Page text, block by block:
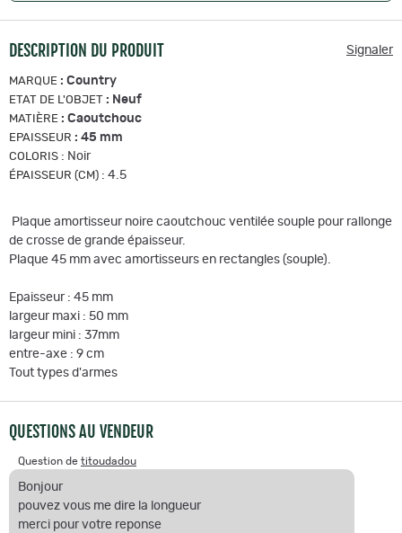
DESCRIPTION DU PRODUIT Signaler
MARQUE : Country
ETAT DE L'OBJET : Neuf
MATIÈRE : Caoutchouc
EPAISSEUR : 45 mm
COLORIS : Noir
ÉPAISSEUR (CM) : 4.5
Plaque amortisseur noire caoutchouc ventilée souple pour rallonge
de crosse de grande épaisseur.
Plaque 45 mm avec amortisseurs en rectangles (souple).
Epaisseur : 45 mm
largeur maxi : 50 mm
largeur mini : 37mm
entre-axe : 9 cm
Tout types d'armes
QUESTIONS AU VENDEUR
Question de titoudadou
Bonjour
pouvez vous me dire la longueur
merci pour votre reponse